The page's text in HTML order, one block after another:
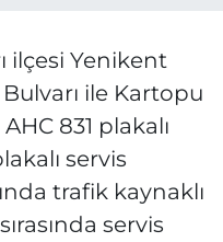
ilçesi Yenikent
ile Kartopu
831 plakalı
servis
trafik kaynaklı
servis